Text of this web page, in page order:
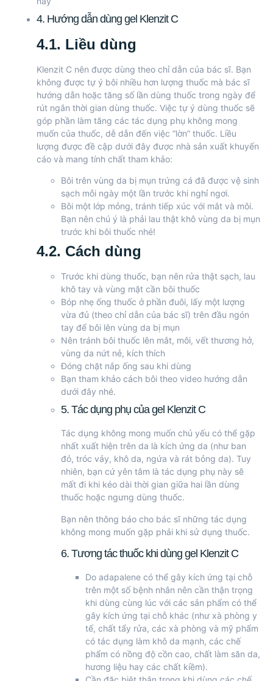
4. Hướng dẫn dùng gel Klenzit C
4.1. Liều dùng
Klenzit C nên được dùng theo chỉ dẫn của bác sĩ. Bạn
không được tự ý bôi nhiều hơn lượng thuốc mà bác sĩ
hướng dẫn hoặc tăng số lần dùng thuốc trong ngày để
rút ngắn thời gian dùng thuốc. Việc tự ý dùng thuốc sẽ
góp phần làm tăng các tác dụng phụ không mong
muốn của thuốc, dễ dẫn đến việc “lờn” thuốc. Liều
lượng được đề cập dưới đây được nhà sản xuất khuyến
cáo và mang tính chất tham khảo:
Bôi trên vùng da bị mụn trứng cá đã được vệ sinh
sạch mỗi ngày một lần trước khi nghỉ ngơi.
Bôi một lớp mỏng, tránh tiếp xúc với mắt và môi.
Bạn nên chú ý là phải lau thật khô vùng da bị mụn
trước khi bôi thuốc nhé!
4.2. Cách dùng
Trước khi dùng thuốc, bạn nên rửa thật sạch, lau
khô tay và vùng mặt cần bôi thuốc
Bóp nhẹ ống thuốc ở phần đuôi, lấy một lượng
vừa đủ (theo chỉ dẫn của bác sĩ) trên đầu ngón
tay để bôi lên vùng da bị mụn
Nên tránh bôi thuốc lên mắt, môi, vết thương hở,
vùng da nứt nẻ, kích thích
Đóng chặt nắp ống sau khi dùng
Bạn tham khảo cách bôi theo video hướng dẫn
dưới đây nhé.
5. Tác dụng phụ của gel Klenzit C
Tác dụng không mong muốn chủ yếu có thể gặp
nhất xuất hiện trên da là kích ứng da (như ban
đỏ, tróc vảy, khô da, ngứa và rát bỏng da). Tuy
nhiên, bạn cứ yên tâm là tác dụng phụ này sẽ
mất đi khi kéo dài thời gian giữa hai lần dùng
thuốc hoặc ngưng dùng thuốc.
Bạn nên thông báo cho bác sĩ những tác dụng
không mong muốn gặp phải khi sử dụng thuốc.
6. Tương tác thuốc khi dùng gel Klenzit C
Do adapalene có thể gây kích ứng tại chỗ
trên một số bệnh nhân nên cần thận trọng
khi dùng cùng lúc với các sản phẩm có thể
gây kích ứng tại chỗ khác (như xà phòng y
tế, chất tẩy rửa, các xà phòng và mỹ phẩm
có tác dụng làm khô da mạnh, các chế
phẩm có nồng độ cồn cao, chất làm săn da,
hương liệu hay các chất kiềm).